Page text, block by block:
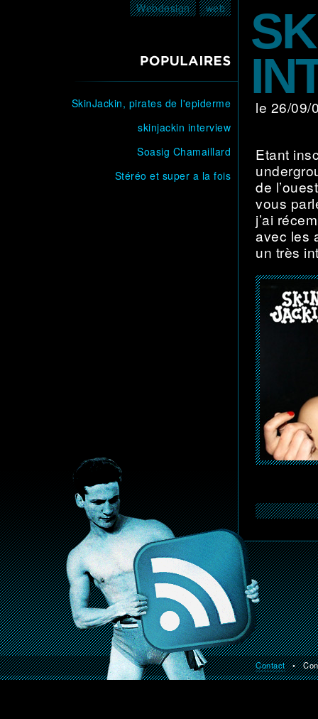
web
Webdesign
POPULAIRES3
SkinJackin, pirates de l'epiderme
skinjackin interview
Soasig Chamaillard
Stéréo et super a la fois
le 26/
Etant
de
vous
j’ai
avec les
un très
Contact•